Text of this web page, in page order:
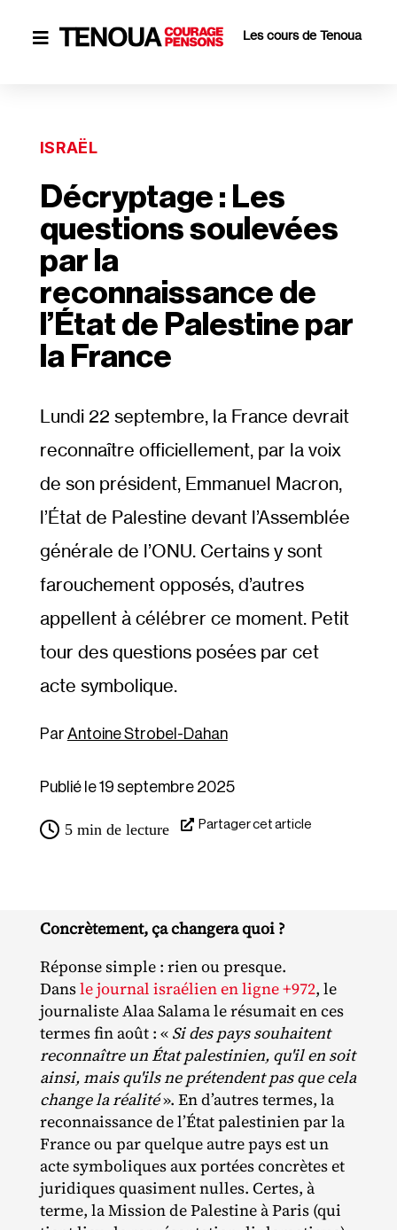
 Les cours de Tenoua
ISRAËL
Décryptage : Les
questions soulevées
par la
reconnaissance de
l’État de Palestine par
la France
Lundi 22 septembre, la France devrait
reconnaître officiellement, par la voix
de son président, Emmanuel Macron,
l’État de Palestine devant l’Assemblée
générale de l’ONU. Certains y sont
farouchement opposés, d’autres
appellent à célébrer ce moment. Petit
tour des questions posées par cet
acte symbolique.
Antoine Strobel-Dahan
Publié le 19 septembre 2025
5 min de lecture Partager cet article
Concrètement, ça changera quoi ?
Réponse simple : rien ou presque.
Dansle journal israélien en ligne +972, le
journaliste Alaa Salama le résumait en ces
termes fin août : « Si des pays souhaitent
reconnaître un État palestinien, qu'il en soit
ainsi, mais qu'ils ne prétendent pas que cela
change la réalité». En d’autres termes, la
reconnaissance de l’État palestinien par la
France ou par quelque autre pays est un
acte symboliques aux portées concrètes et
juridiques quasiment nulles. Certes, à
terme, la Mission de Palestine à Paris (qui